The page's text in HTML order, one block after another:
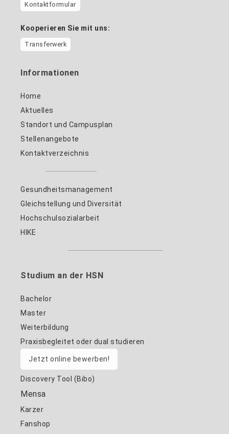
Kontaktformular
Kooperieren Sie mit uns:
Transferwerk
Informationen
Home
Aktuelles
Standort und Campusplan
Stellenangebote
Kontaktverzeichnis
Gesundheitsmanagement
Gleichstellung und Diversität
Hochschulsozialarbeit
HIKE
Studium an der HSN
Bachelor
Master
Weiterbildung
Praxisbegleitet oder dual studieren
Jetzt online bewerben!
Discovery Tool (Bibo)
Mensa
Karzer
Fanshop